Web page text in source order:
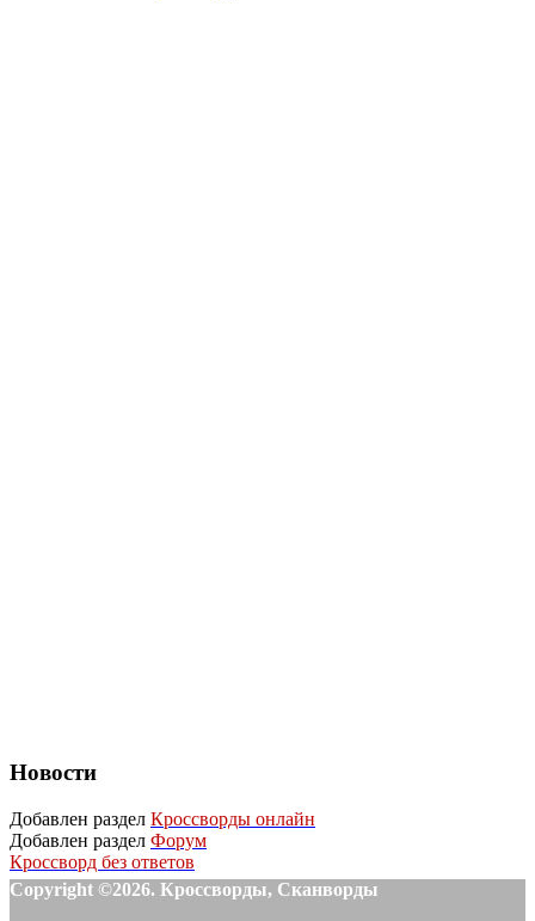
Новости
Добавлен раздел Кроссворды онлайн
Добавлен раздел Форум
Кроссворд без ответов
Copyright ©2026. Кроссворды, Сканворды